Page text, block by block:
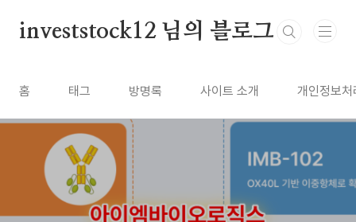
investstock12 님의 블로그
홈 태그 방명록 사이트 소개 개인정보처